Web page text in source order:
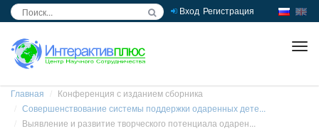
Вход Регистрация
Главная
Конференция с изданием сборника
Совершенствование системы поддержки одаренных дете...
Выявление и развитие творческого потенциала одарен...